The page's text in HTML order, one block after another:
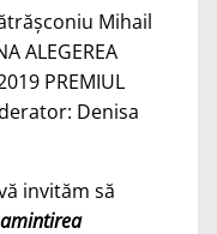
invităm să